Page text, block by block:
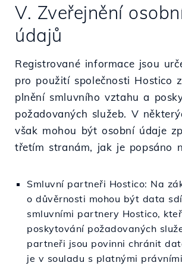
V. Zveřejnění
údajů
Registrované informace jsou
pro použití společnosti Hostico
plnění smluvního vztahu a
požadovaných služeb. V
však mohou být osobní údaje
třetím stranám, jak je popsáno
Smluvní partneři Hostico: Na
o důvěrnosti mohou být data
smluvními partnery Hostico,
poskytování požadovaných
partneři jsou povinni chránit
je v souladu s platnými